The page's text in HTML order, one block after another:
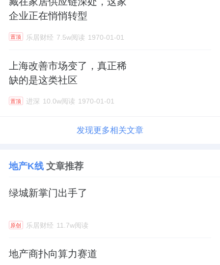
企业正在悄悄转型
置顶 乐居财经 7.5w阅读 1970-01-01
上海改善市场变了，真正稀
缺的是这类社区
置顶 进深 10.0w阅读 1970-01-01
发现更多相关文章
地产K线文章推荐
绿城新掌门出手了
原创 乐居财经 11.7w阅读
地产商扑向算力赛道